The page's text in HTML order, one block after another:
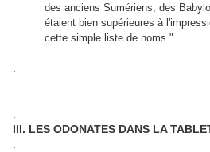
des anciens Sumériens, des
étaient bien supérieures à
cette simple liste de noms."
III. LES ODONATES DANS LA